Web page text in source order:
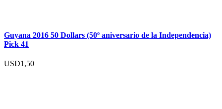
Guyana 2016 50 Dollars (50º aniversario de la Independencia)
Pick 41
USD1,50